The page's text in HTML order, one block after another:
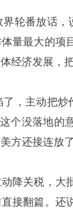
轮番放话
量最大的项
经济发展，
，主动把炒
个没落地的
方还接连放
降关税，大
接翻篇。还